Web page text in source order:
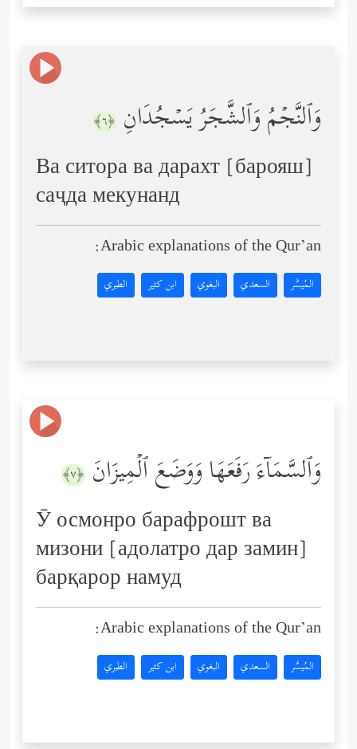
وَٱلنَّجۡمُ وَٱلشَّجَرُ یَسۡجُدَانِ ﴿٦﴾
Ва ситора ва дарахт [барояш]
саҷда мекунанд
Arabic explanations of the Qur’an:
المُيسَّر السعدي البغوي ابن كثير الطبري
وَٱلسَّمَاۤءَ رَفَعَهَا وَوَضَعَ ٱلۡمِیزَانَ ﴿٧﴾
Ӯ осмонро барафрошт ва
мизони [адолатро дар замин]
барқарор намуд
Arabic explanations of the Qur’an:
المُيسَّر السعدي البغوي ابن كثير الطبري